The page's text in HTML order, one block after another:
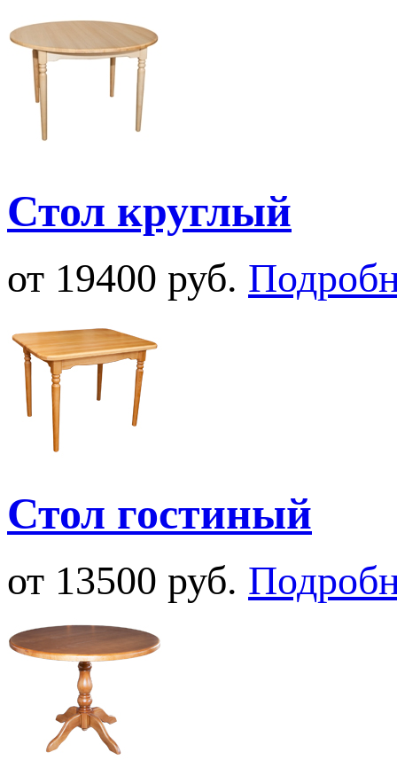
Стол круглый
от 19400 руб.
Стол гостиный
от 13500 руб.